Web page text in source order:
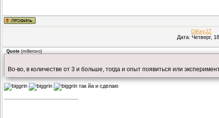
DiKeyJZ
Дата: Четверг,
Quote (millerovo)
Во-во, в количестве от 3 и больше, тогда и опыт появиться или
так йа и сделаю